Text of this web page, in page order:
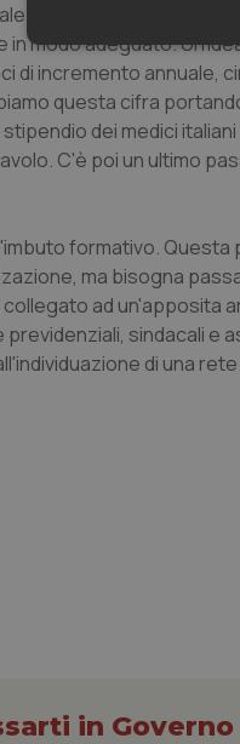
esistente rispetto agli
in modo adeguato.
di incremento annuale,
questa cifra
dei medici
C'è poi un ultimo
formativo.
ma bisogna
ad un'apposita
sindacali
di una
in
I cookie necessari
e l'accesso alle aree
_ga